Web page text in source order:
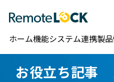
お役立ち記事
ホーム機能システム連携製